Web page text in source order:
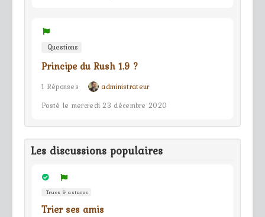
Questions
Principe du Rush 1.9 ?
1 Réponses
administrateur
Posté le mercredi 23 décembre 2020
Les discussions populaires
Trucs & astuces
Trier ses amis